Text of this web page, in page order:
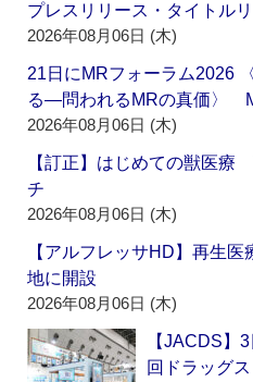
プレスリリース・タイトル
2026年08月06日 (木)
21日にMRフォーラム2026
る―問われるMRの真価〉
2026年08月06日 (木)
【訂正】はじめての獣医
チ
2026年08月06日 (木)
【アルフレッサHD】再生
地に開設
2026年08月06日 (木)
【JACDS】
回ドラッグ